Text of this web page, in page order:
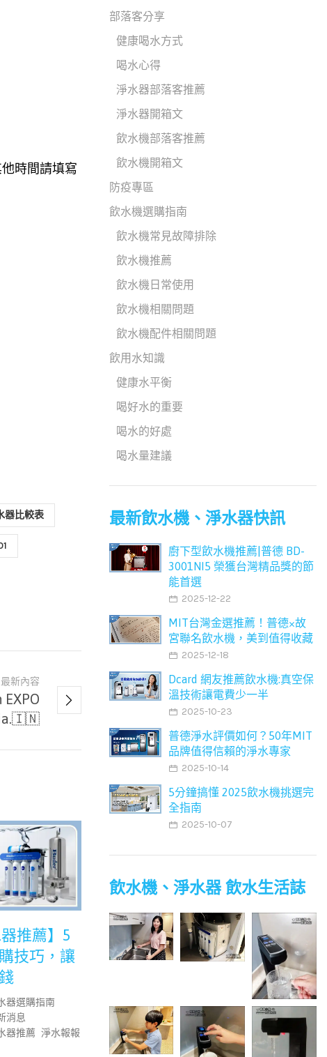
時間請填寫
器比較表
最新內容
器推薦】5
技巧，讓
器選購指南
消息
器推薦 淨水報報
破解千滾水迷思：反覆
煮沸的水真的會致癌
最新消息 淨水報報
了解更多
省電還
熱式飲
2024-12-02
了解更多
部落客分享
健康喝水方式
喝水心得
淨水器部落客推薦
淨水器開箱文
飲水機部落客推薦
飲水機開箱文
防疫專區
飲水機選購指南
飲水機常見故障排除
飲水機推薦
飲水機日常使用
飲水機相關問題
飲水機配件相關問題
飲用水知識
健康水平衡
喝好水的重要
喝水的好處
喝水量建議
最新飲水機、淨水器快訊
廚下型飲水機推薦|普德 BD-
3001NI5 榮獲台灣精品獎的節
能首選
2025-12-22
MIT台灣金選推薦！普德×故
宮聯名飲水機，美到值得收藏
2025-12-18
Dcard 網友推薦飲水機:真空保
溫技術讓電費少一半
2025-10-23
普德淨水評價如何？50年MIT
品牌值得信賴的淨水專家
2025-10-14
5分鐘搞懂 2025飲水機挑選完
全指南
2025-10-07
飲水機、淨水器 飲水生活誌